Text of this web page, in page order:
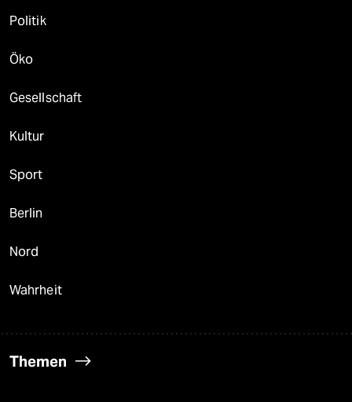
Politik
Öko
Gesellschaft
Kultur
Sport
Berlin
Nord
Wahrheit
Themen